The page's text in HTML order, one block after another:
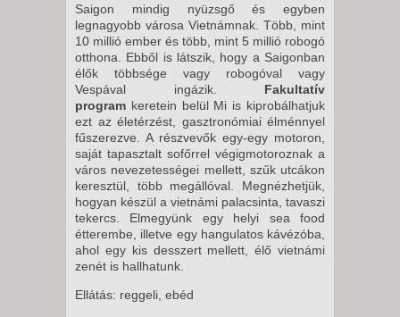
Saigon mindig nyüzsgő és egyben
legnagyobb városa Vietnámnak. Több, mint
10 millió ember és több, mint 5 millió robogó
otthona. Ebből is látszik, hogy a Saigonban
élők többsége vagy robogóval vagy
Vespával ingázik. Fakultatív
program keretein belül Mi is kiprobálhatjuk
ezt az életérzést, gasztronómiai élménnyel
fűszerezve. A részvevők egy-egy motoron,
saját tapasztalt sofőrrel végigmotoroznak a
város nevezetességei mellett, szűk utcákon
keresztül, több megállóval. Megnézhetjük,
hogyan készül a vietnámi palacsinta, tavaszi
tekercs. Elmegyünk egy helyi sea food
étterembe, illetve egy hangulatos kávézóba,
ahol egy kis desszert mellett, élő vietnámi
zenét is hallhatunk.
Ellátás: reggeli, ebéd